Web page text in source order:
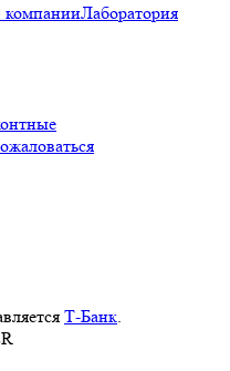
Лаборатория
Т-Банк